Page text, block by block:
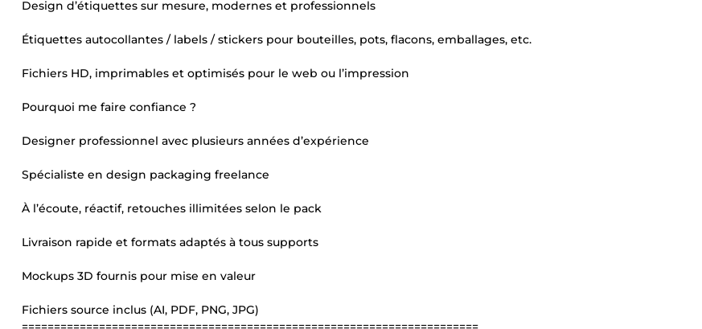
Design d’étiquettes sur mesure, modernes et professionnels
Étiquettes autocollantes / labels / stickers pour bouteilles, pots, flacons, emballages, etc.
Fichiers HD, imprimables et optimisés pour le web ou l’impression
Pourquoi me faire confiance ?
Designer professionnel avec plusieurs années d’expérience
Spécialiste en design packaging freelance
À l’écoute, réactif, retouches illimitées selon le pack
Livraison rapide et formats adaptés à tous supports
Mockups 3D fournis pour mise en valeur
Fichiers source inclus (AI, PDF, PNG, JPG)